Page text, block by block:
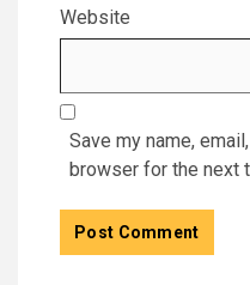
Website
Save my name,
browser for the next